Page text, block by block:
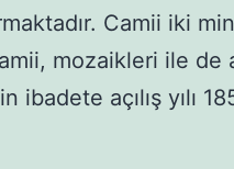
Camii iki
mozaikleri ile de
ibadete açılış yılı